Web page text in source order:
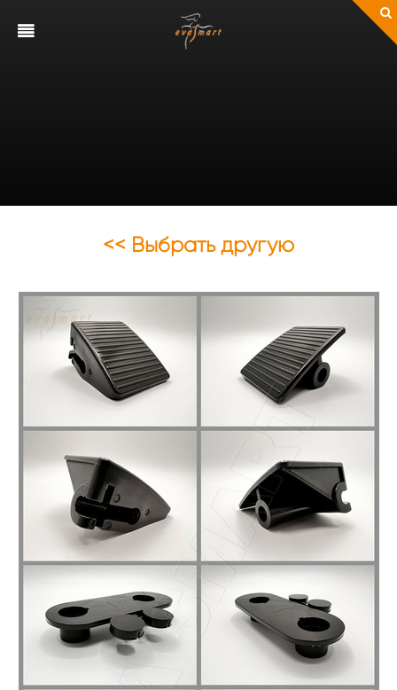
Комплект подвесной педали Toyota
Camry VIII XV70, RAV4 XA50, Harrier IV
(XU80), Highlander IV (U70)
<< Выбрать другую